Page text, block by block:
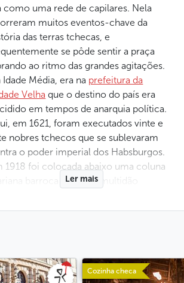
como uma rede de capilares. Nela
muitos eventos-chave da
das terras tchecas, e
se pôde sentir a praça
ao ritmo das grandes agitações.
Idade Média, era na prefeitura da
Velha que o destino do país era
em tempos de anarquia política.
em 1621, foram executados vinte e
nobres tchecos que se sublevaram
o poder imperial dos Habsburgos.
1918 foi colocada abaixo uma coluna
barroca por uma multidão
com o intuito de festejar
quando o chefe do Partido Comunista
Ler mais
Cozinha checa